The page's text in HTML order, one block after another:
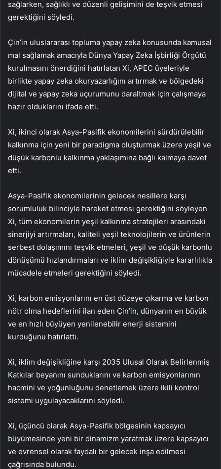
sağlarken, sağlıklı ve düzenli gelişimini de teşvik etmesi
gerektiğini söyledi.
Çin’in uluslararası topluma yapay zeka konusunda kamusal
mal sağlamak amacıyla Dünya Yapay Zeka İşbirliği Örgütü
kurulmasını önerdiğini hatırlatan Xi, APEC üyeleriyle
birlikte yapay zeka okuryazarlığını artırmak ve bölgedeki
dijital ve yapay zeka uçurumunu daraltmak için çalışmaya
hazır olduklarını ifade etti.
Xi, ikinci olarak Asya-Pasifik ekonomilerini sürdürülebilir
kalkınma için yeni bir paradigma oluşturmak üzere yeşil ve
düşük karbonlu kalkınma yaklaşımına bağlı kalmaya davet
etti.
Asya-Pasifik ekonomilerinin gelecek nesillere karşı
sorumluluk bilinciyle hareket etmesi gerektiğini söyleyen
Xi, tüm ekonomilerin yeşil kalkınma stratejileri arasındaki
sinerjiyi artırmaları, kaliteli yeşil teknolojilerin ve ürünlerin
serbest dolaşımını teşvik etmeleri, yeşil ve düşük karbonlu
dönüşümü hızlandırmaları ve iklim değişikliğiyle kararlılıkla
mücadele etmeleri gerektiğini söyledi.
Xi, karbon emisyonlarını en üst düzeye çıkarma ve karbon
nötr olma hedeflerini ilan eden Çin’in, dünyanın en büyük
ve en hızlı büyüyen yenilenebilir enerji sistemini
kurduğunu hatırlattı.
Xi, iklim değişikliğine karşı 2035 Ulusal Olarak Belirlenmiş
Katkılar beyanını sunduklarını ve karbon emisyonlarının
hacmini ve yoğunluğunu denetlemek üzere ikili kontrol
sistemi uygulayacaklarını söyledi.
Xi, üçüncü olarak Asya-Pasifik bölgesinin kapsayıcı
büyümesinde yeni bir dinamizm yaratmak üzere kapsayıcı
ve evrensel olarak faydalı bir gelecek inşa edilmesi
çağrısında bulundu.